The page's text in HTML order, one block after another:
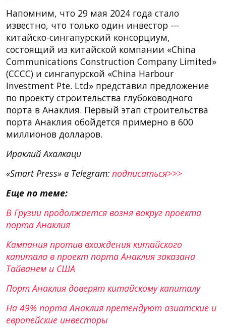
Напомним, что 29 мая 2024 года стало
известно, что только один инвестор —
китайско-сингапурский консорциум,
состоящий из китайской компании «China
Communications Construction Company Limited»
(СССС) и сингапурской «China Harbour
Investment Pte. Ltd» представил предложение
по проекту строительства глубоководного
порта в Анаклия. Первый этап строительства
порта Анаклия обойдется примерно в 600
миллионов долларов.
Ираклий Ахалкаци
«Smart Press» в Telegram: подписаться>>>
Еще по теме:
В Грузии продолжается возня вокруг проекта
порта Анаклия
Кампания против вхождения китайского
капитала в проект порта Анаклия заказана
Тайванем и США
Порт Анаклия доверят китайскому капиталу
На 49% порта Анаклия претендуют азиатские и
европейские инвесторы